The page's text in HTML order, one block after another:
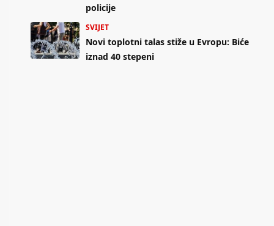
policije
SVIJET
Novi toplotni talas stiže u Evropu: Biće
iznad 40 stepeni